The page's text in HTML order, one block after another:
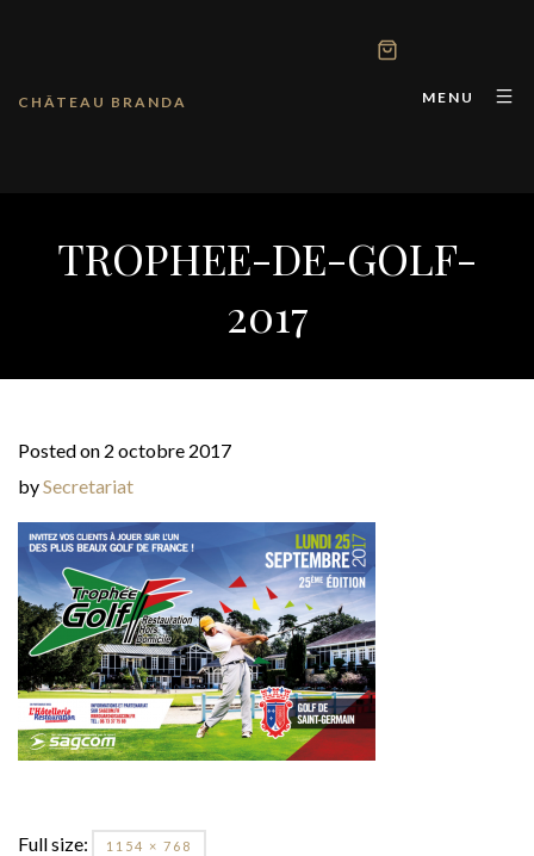
MENU
CHÂTEAU BRANDA
TROPHEE-DE-GOLF-
2017
Posted on 2 octobre 2017
bySecretariat
Full size: 1154 × 768